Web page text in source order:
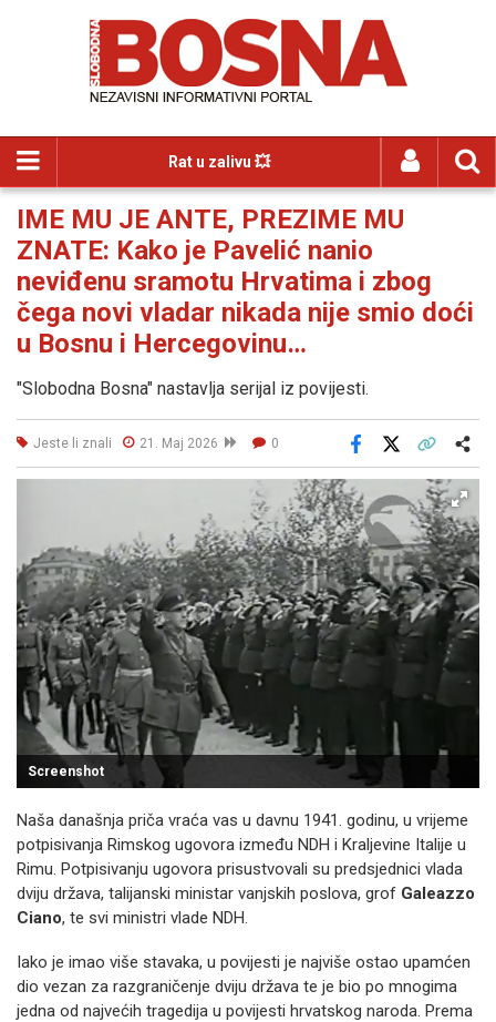
Rat u zalivu 💥
IME MU JE ANTE, PREZIME MU
ZNATE: Kako je Pavelić nanio
neviđenu sramotu Hrvatima i zbog
čega novi vladar nikada nije smio doći
u Bosnu i Hercegovinu…
"Slobodna Bosna" nastavlja serijal iz povijesti.
Jeste li znali 21. Maj 2026 0
Facebook
Screenshot
Naša današnja priča vraća vas u davnu 1941. godinu, u vrijeme
potpisivanja Rimskog ugovora između NDH i Kraljevine Italije u
Rimu. Potpisivanju ugovora prisustvovali su predsjednici vlada
dviju država, talijanski ministar vanjskih poslova, grof Galeazzo
Ciano, te svi ministri vlade NDH.
Iako je imao više stavaka, u povijesti je najviše ostao upamćen
dio vezan za razgraničenje dviju država te je bio po mnogima
jedna od najvećih tragedija u povijesti hrvatskog naroda. Prema